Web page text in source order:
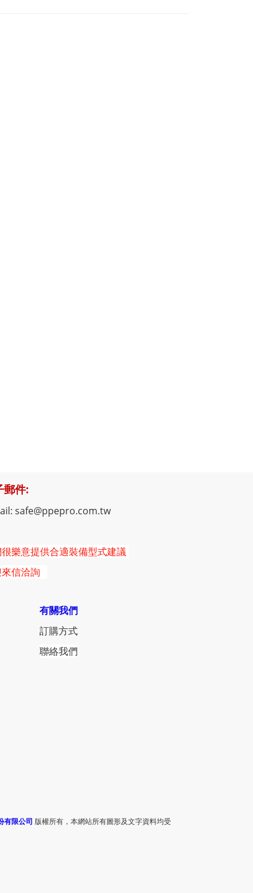
郵件:
safe@ppepro.com.tw
樂意提供合適裝備型式建議
信洽詢
有關我們
訂購方式
聯絡我們
有限公司 版權所有，本網站所有圖形及文字資料均受